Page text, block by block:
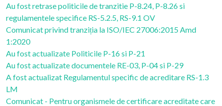
Au fost retrase politicile de tranzitie P-8.24, P-8.26 si
regulamentele specifice RS-5.2.5, RS-9.1 OV
Comunicat privind tranziția la ISO/IEC 27006:2015 Amd
1:2020
Au fost actualizate Politicile P-16 si P-21
Au fost actualizate documentele RE-03, P-04 si P-29
A fost actualizat Regulamentul specific de acreditare RS-1.3
LM
Comunicat - Pentru organismele de certificare acreditate care